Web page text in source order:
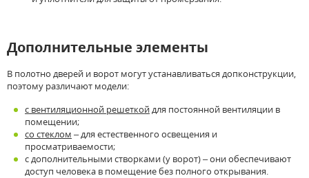
Дополнительные элементы
В полотно дверей и ворот могут устанавливаться допконструкции,
поэтому различают модели:
с вентиляционной решеткойдля постоянной вентиляции в
помещении;
со стеклом – для естественного освещения и
просматриваемости;
с дополнительными створками (у ворот) – они обеспечивают
доступ человека в помещение без полного открывания.